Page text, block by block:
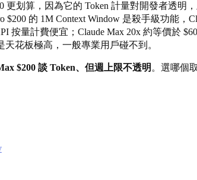
更划算，因為它的 Token 計量對開發者透明，
$200 的 1M Context Window 是殺手級功能，
量計費便宜；Claude Max 20x 約等價於
花板極高，一般專業用戶碰不到。
$200 談 Token、但週上限不透明 。選哪個